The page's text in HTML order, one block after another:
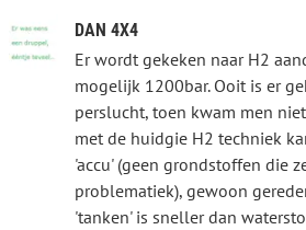
DAN 4X4
Er wordt gekeken naar H2
mogelijk 1200bar. Ooit is er
perslucht, toen kwam men
met de huidgie H2 techniek
'accu' (geen grondstoffen die
problematiek), gewoon
'tanken' is sneller dan